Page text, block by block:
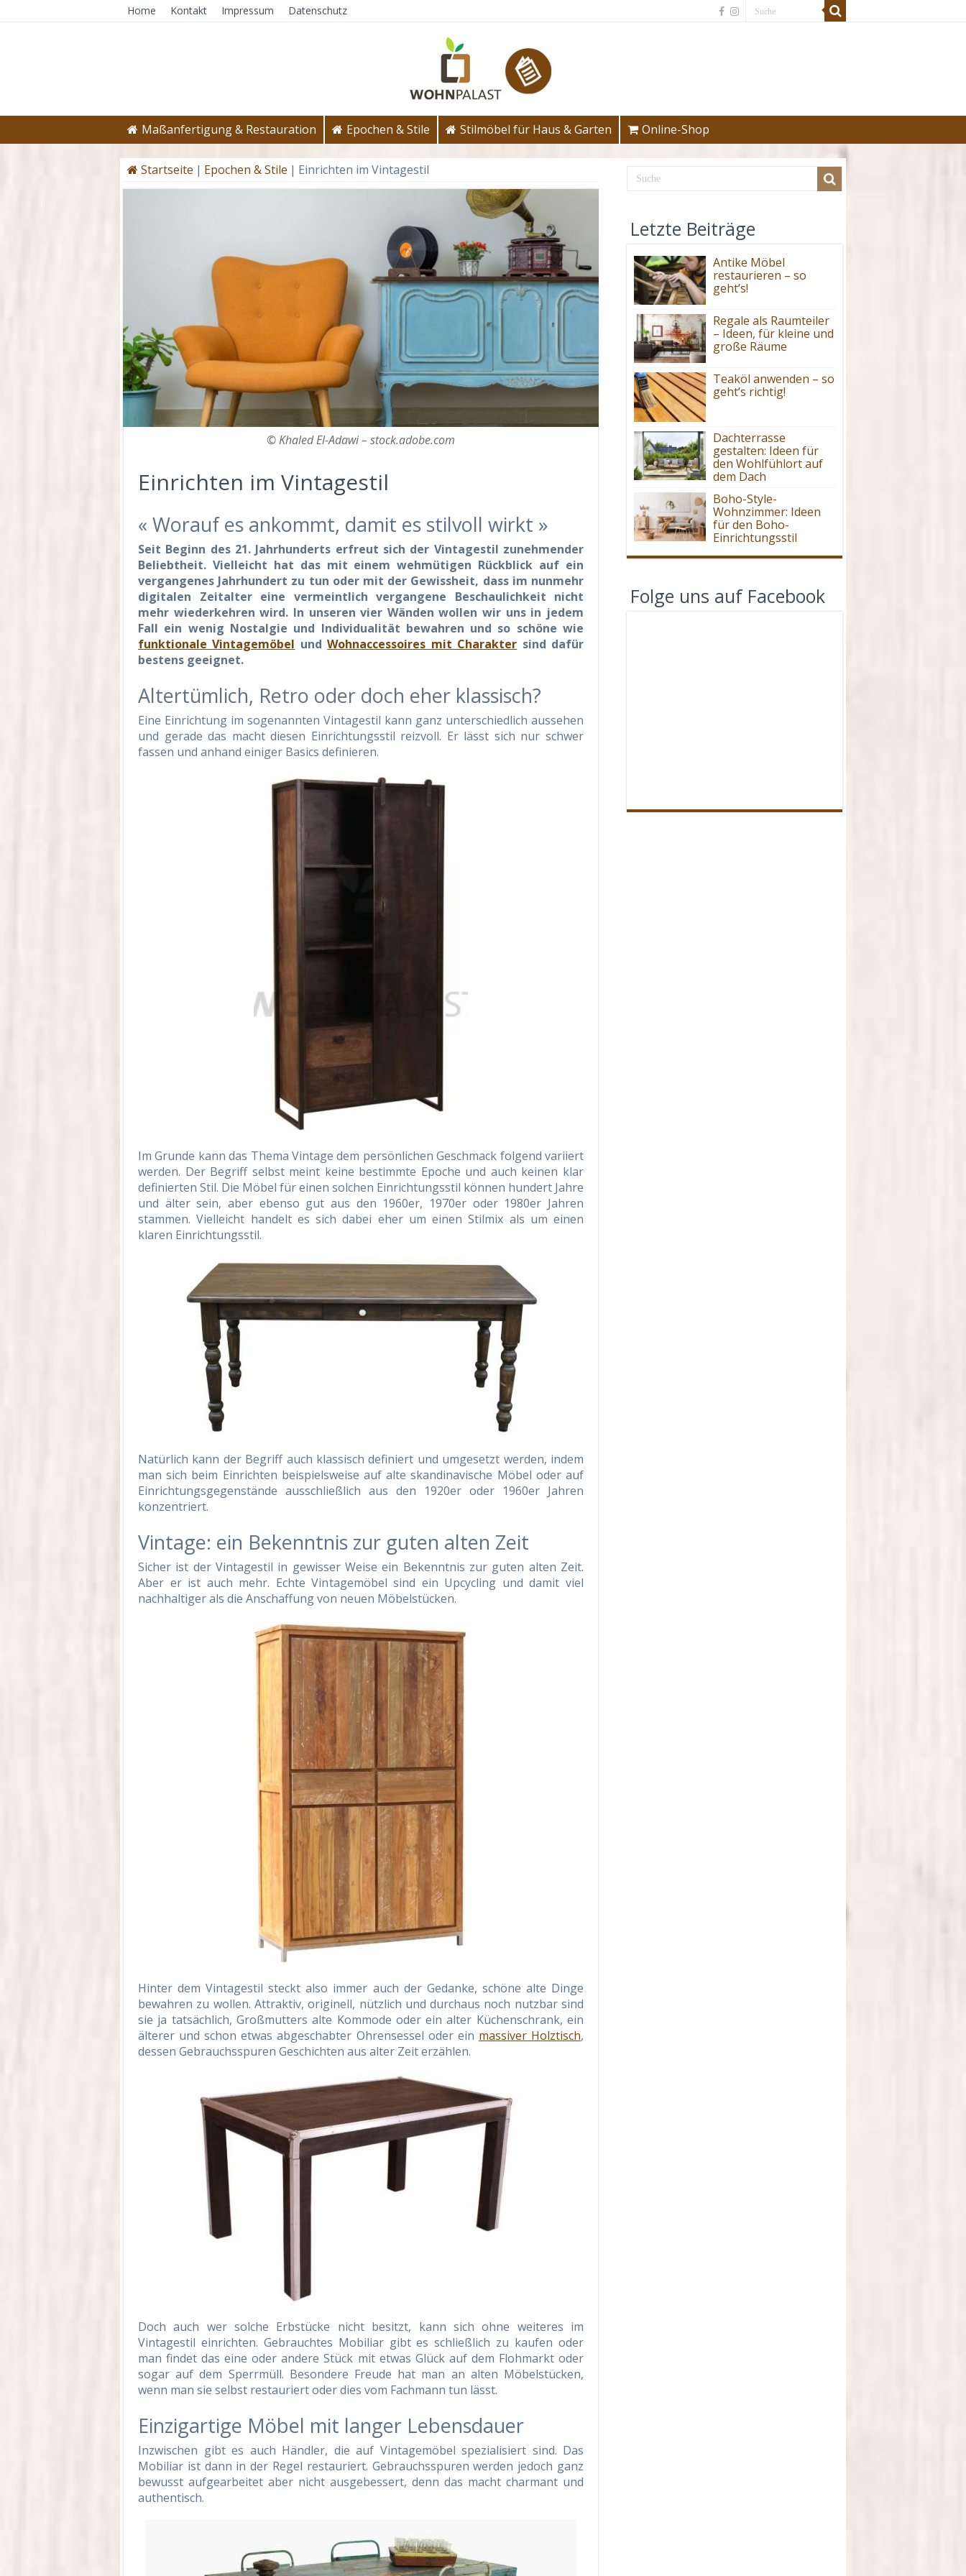
Home Kontakt Impressum Datenschutz
Maßanfertigung & Restauration Epochen & Stile Stilmöbel für Haus & Garten Online-Shop
Startseite | Epochen & Stile | Einrichten im Vintagestil
© Khaled El-Adawi – stock.adobe.com
Einrichten im Vintagestil
« Worauf es ankommt, damit es stilvoll wirkt »
Seit Beginn des 21. Jahrhunderts erfreut sich der Vintagestil zunehmender
Beliebtheit. Vielleicht hat das mit einem wehmütigen Rückblick auf ein
vergangenes Jahrhundert zu tun oder mit der Gewissheit, dass im nunmehr
digitalen Zeitalter eine vermeintlich vergangene Beschaulichkeit nicht
mehr wiederkehren wird. In unseren vier Wänden wollen wir uns in jedem
Fall ein wenig Nostalgie und Individualität bewahren und so schöne wie
funktionale Vintagemöbel undWohnaccessoires mit Charakter sind dafür
bestens geeignet.
Altertümlich, Retro oder doch eher klassisch?
Eine Einrichtung im sogenannten Vintagestil kann ganz unterschiedlich aussehen
und gerade das macht diesen Einrichtungsstil reizvoll. Er lässt sich nur schwer
fassen und anhand einiger Basics definieren.
Im Grunde kann das Thema Vintage dem persönlichen Geschmack folgend variiert
werden. Der Begriff selbst meint keine bestimmte Epoche und auch keinen klar
definierten Stil. Die Möbel für einen solchen Einrichtungsstil können hundert Jahre
und älter sein, aber ebenso gut aus den 1960er, 1970er oder 1980er Jahren
stammen. Vielleicht handelt es sich dabei eher um einen Stilmix als um einen
klaren Einrichtungsstil.
Natürlich kann der Begriff auch klassisch definiert und umgesetzt werden, indem
man sich beim Einrichten beispielsweise auf alte skandinavische Möbel oder auf
Einrichtungsgegenstände ausschließlich aus den 1920er oder 1960er Jahren
konzentriert.
Vintage: ein Bekenntnis zur guten alten Zeit
Sicher ist der Vintagestil in gewisser Weise ein Bekenntnis zur guten alten Zeit.
Aber er ist auch mehr. Echte Vintagemöbel sind ein Upcycling und damit viel
nachhaltiger als die Anschaffung von neuen Möbelstücken.
Hinter dem Vintagestil steckt also immer auch der Gedanke, schöne alte Dinge
bewahren zu wollen. Attraktiv, originell, nützlich und durchaus noch nutzbar sind
sie ja tatsächlich, Großmutters alte Kommode oder ein alter Küchenschrank, ein
älterer und schon etwas abgeschabter Ohrensessel oder ein massiver Holztisch,
dessen Gebrauchsspuren Geschichten aus alter Zeit erzählen.
Doch auch wer solche Erbstücke nicht besitzt, kann sich ohne weiteres im
Vintagestil einrichten. Gebrauchtes Mobiliar gibt es schließlich zu kaufen oder
man findet das eine oder andere Stück mit etwas Glück auf dem Flohmarkt oder
sogar auf dem Sperrmüll. Besondere Freude hat man an alten Möbelstücken,
wenn man sie selbst restauriert oder dies vom Fachmann tun lässt.
Einzigartige Möbel mit langer Lebensdauer
Inzwischen gibt es auch Händler, die auf Vintagemöbel spezialisiert sind. Das
Mobiliar ist dann in der Regel restauriert. Gebrauchsspuren werden jedoch ganz
bewusst aufgearbeitet aber nicht ausgebessert, denn das macht charmant und
authentisch.
Letzte Beiträge
Antike Möbel
restaurieren – so
geht’s!
Regale als Raumteiler
– Ideen, für kleine und
große Räume
Teaköl anwenden – so
geht’s richtig!
Dachterrasse
gestalten: Ideen für
den Wohlfühlort auf
dem Dach
Boho-Style-
Wohnzimmer: Ideen
für den Boho-
Einrichtungsstil
Folge uns auf Facebook